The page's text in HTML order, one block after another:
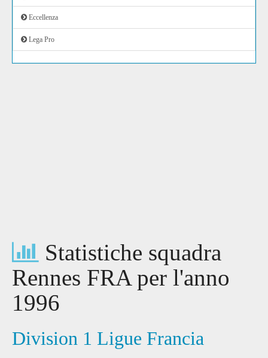
Eccellenza
Lega Pro
Statistiche squadra
Rennes FRA per l'anno
1996
Division 1 Ligue Francia